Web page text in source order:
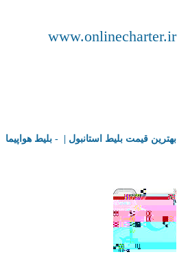
www.onlinecharter.ir
بهترین قیمت بلیط استانبول | - بلیط هواپیما